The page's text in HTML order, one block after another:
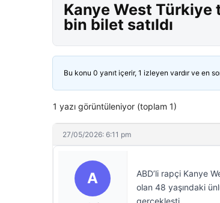
Kanye West Türkiye
bin bilet satıldı
Bu konu 0 yanıt içerir, 1 izleyen vardır ve en
1 yazı görüntüleniyor (toplam 1)
27/05/2026: 6:11 pm
A
ABD’li rapçi Kanye
olan 48 yaşındaki
gerçekleşti.